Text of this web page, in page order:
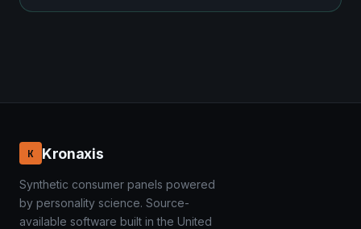
K Kronaxis
Synthetic consumer panels powered
by personality science. Source-
available software built in the United